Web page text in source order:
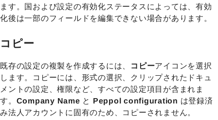
ます。国および設定の有効化ステータスによっては、有効
化後は一部のフィールドを編集できない場合があります。
コピー
既存の設定の複製を作成するには、 コピーアイコンを選択
します。コピーには、形式の選択、クリップされたドキュ
メントの設定、権限など、すべての設定項目が含まれま
す。 Company Name と Peppol configuration は登録済
み法人アカウントに固有のため、コピーされません。